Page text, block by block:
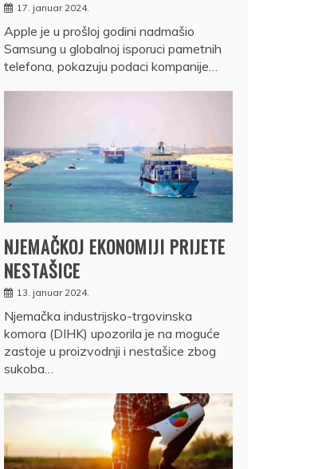
17. januar 2024.
Apple je u prošloj godini nadmašio
Samsung u globalnoj isporuci pametnih
telefona, pokazuju podaci kompanije…
NJEMAČKOJ EKONOMIJI PRIJETE
NESTAŠICE
13. januar 2024.
Njemačka industrijsko-trgovinska
komora (DIHK) upozorila je na moguće
zastoje u proizvodnji i nestašice zbog
sukoba…